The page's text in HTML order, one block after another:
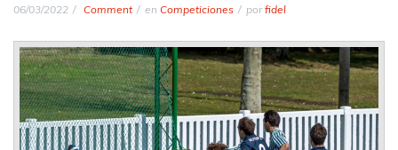
06/03/2022 Comment en Competiciones porfidel